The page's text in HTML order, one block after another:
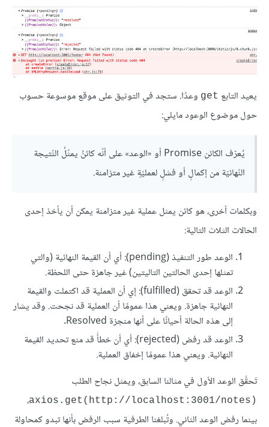
يعيد التابع get وعدًا. ستجد في التوثيق على موقع موسوعة حسوب
حول موضوع الوعود مايلي:
يُعرّف الكائن Promise أو «الوعد» على أنّه كائنُ يمثّلُ النّتيجة
النّهائيّة من إكمالٍ أو فشلٍ لعمليّةٍ غير متزامنة.
وبكلمات أخرى، هو كائن يمثل عملية غير متزامنة يمكن أن يأخذ إحدى
الحالات الثلاث التالية:
الوعد طور التنفيذ (pending): أي أن القيمة النهائية (والتي
تمثلها إحدى الحالتين التاليتين) غير جاهزة حتى اللحظة.
الوعد قد تحقق (fulfilled): إي أن العملية قد اكتملت والقيمة
النهائية جاهزة. ويعني هذا عمومًا أن العملية قد نجحت. وقد يشار
إلى هذه الحالة أحيانًا على أنها منجزة Resolved.
الوعد قد رفض (rejected): أي أن خطأً قد منع تحديد القيمة
النهائية. ويعني هذا عمومًا إخفاق العملية.
تَحقَّق الوعد الأول في مثالنا السابق، ويمثل نجاح الطلب
(axios.get(http://localhost:3001/notes
،
بينما رفض الوعد الثاني. وتُبلغنا الطرفية سبب الرفض بأنها تبدو كمحاولة